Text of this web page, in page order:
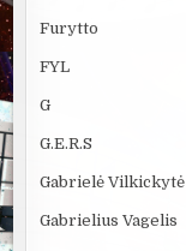
Furytto
FYL
G
G.E.R.S
Gabrielė Vilkickytė
Gabrielius Vagelis